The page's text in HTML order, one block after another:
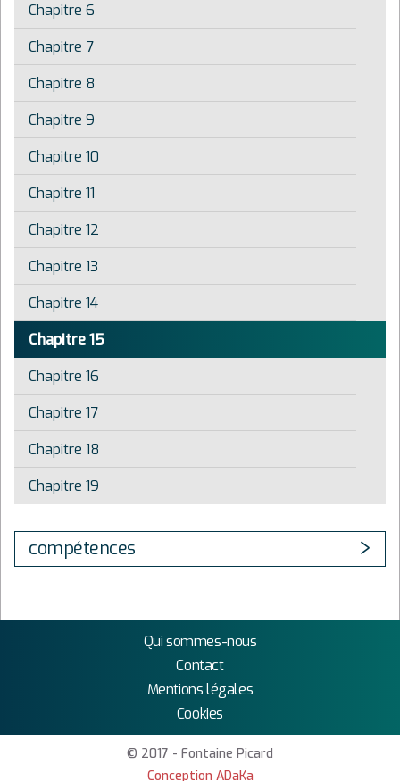
Chapitre 6
Chapitre 7
Chapitre 8
Chapitre 9
Chapitre 10
Chapitre 11
Chapitre 12
Chapitre 13
Chapitre 14
Chapitre 15
Chapitre 16
Chapitre 17
Chapitre 18
Chapitre 19
compétences
Qui sommes-nous
Contact
Mentions légales
Cookies
© 2017 - Fontaine Picard
Conception ADaKa